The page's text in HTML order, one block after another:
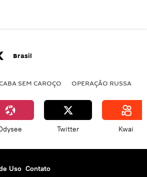
Brasil
SEM CAROÇO OPERAÇÃO RUSSA
Twitter Kwai
Uso Contato